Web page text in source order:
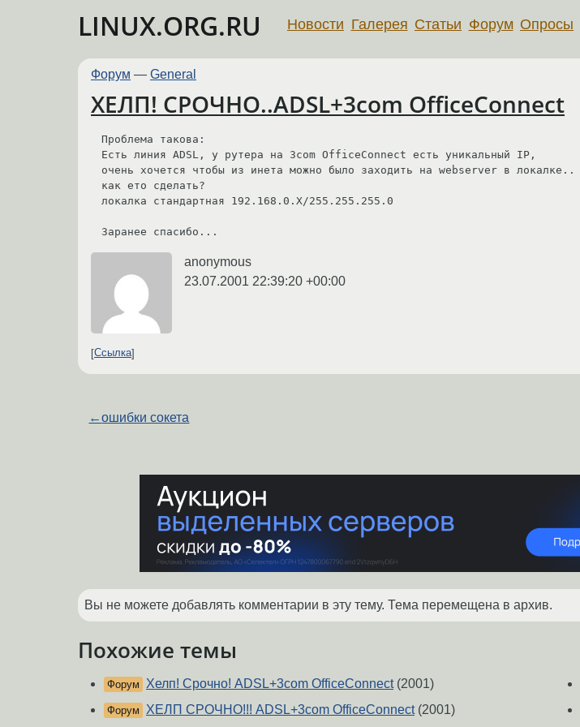
LINUX.ORG.RU Новости Галерея Статьи Форум Опросы
Форум — General
ХЕЛП! СРОЧНО..ADSL+3com OfficeConnect
Проблема такова:
Есть линия ADSL, у рутера на 3com OfficeConnect есть уникальный IP,
очень хочется чтобы из инета можно было заходить на webserver в локалке..
как ето сделать?
локалка стандартная 192.168.0.Х/255.255.255.0
Заранее спасибо...
anonymous
23.07.2001 22:39:20 +00:00
Ссылка
←ошибки сокета
Вы не можете добавлять комментарии в эту тему. Тема перемещена в архив.
Похожие темы
Форум Хелп! Срочно! ADSL+3com OfficeConnect(2001)
Форум ХЕЛП СРОЧНО!!! ADSL+3com OfficeConnect(2001)